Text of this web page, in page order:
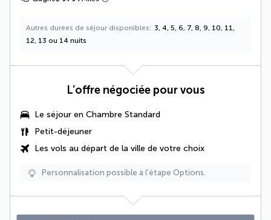
Autres durées de séjour disponibles
3, 4, 5, 6, 7, 8, 9, 10, 11,
12, 13 ou 14 nuits
L’offre négociée pour vous
Le séjour en Chambre Standard
Petit-déjeuner
Les vols au départ de la ville de votre choix
Personnalisation possible à l’étape Options.